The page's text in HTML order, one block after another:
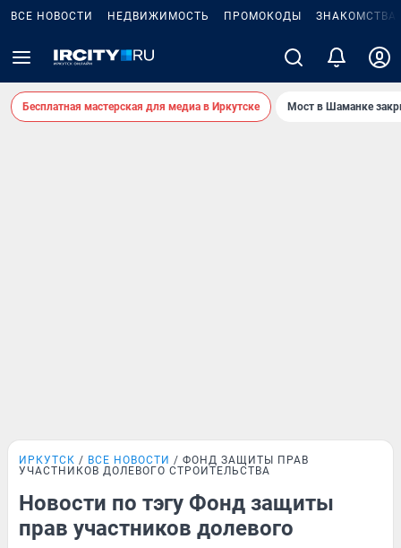
ВСЕ НОВОСТИ НЕДВИЖИМОСТЬ ПРОМОКОДЫ ЗНАКОМСТВА
Бесплатная мастерская для медиа в Иркутске Мост в Шаманке
ИРКУТСК ВСЕ НОВОСТИ
ФОНД ЗАЩИТЫ ПРАВ
УЧАСТНИКОВ ДОЛЕВОГО СТРОИТЕЛЬСТВА
Новости по тэгу Фонд защиты
прав участников долевого